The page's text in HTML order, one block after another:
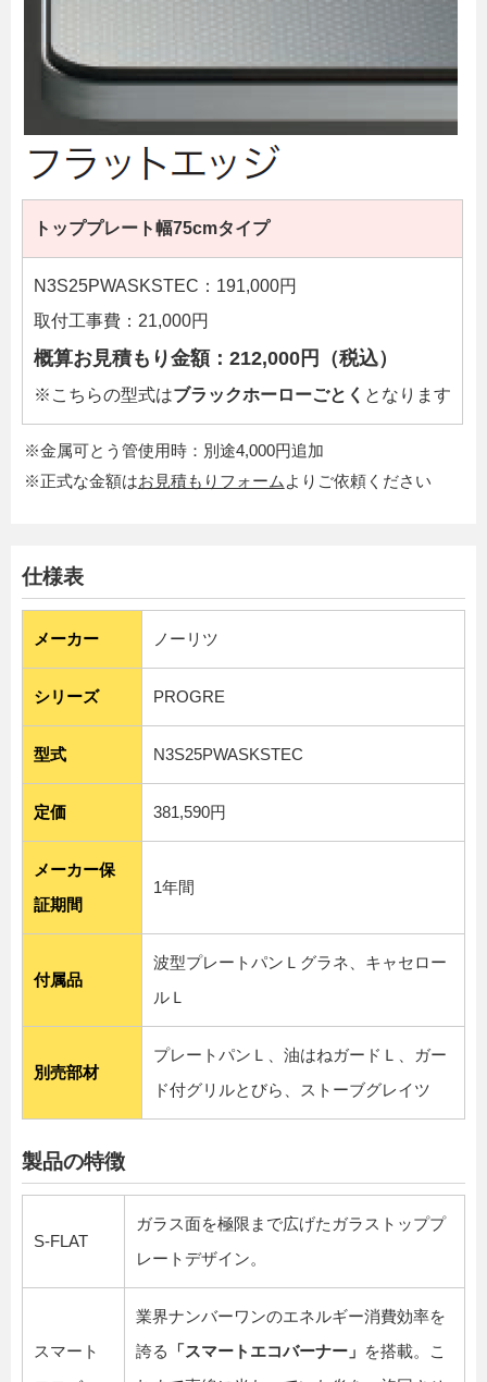
トッププレート幅75cmタイプ
N3S25PWASKSTEC：191,000円
取付工事費：21,000円
概算お見積もり金額：212,000円（税込）
※こちらの型式はブラックホーローごとく となります
※金属可とう管使用時：別途4,000円追加
※正式な金額はお見積もりフォーム よりご依頼ください
仕様表
メーカー ノーリツ
シリーズ PROGRE
型式 N3S25PWASKSTEC
定価 381,590円
メーカー保
証期間
1年間
付属品
波型プレートパンＬグラネ、キャセロー
ルＬ
別売部材
プレートパンＬ、油はねガードＬ、ガー
ド付グリルとびら、ストーブグレイツ
製品の特徴
S-FLAT
ガラス面を極限まで広げたガラストッププ
レートデザイン。
スマート
業界ナンバーワンのエネルギー消費効率を
誇る
「スマートエコバーナー」 を搭載。こ